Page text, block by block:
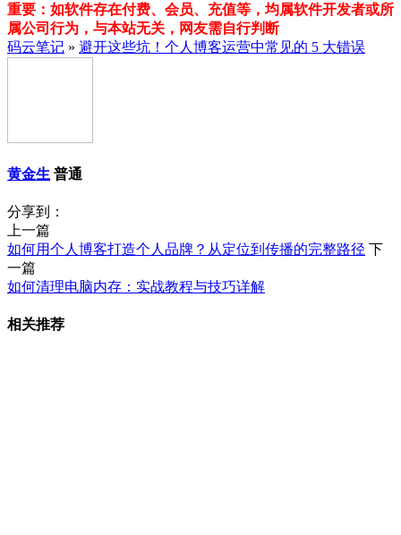
重要：如软件存在付费、会员、充值等，均属软件开发者或所
属公司行为，与本站无关，网友需自行判断
码云笔记 » 避开这些坑！个人博客运营中常见的 5 大错误
黄金生 普通
分享到：
上一篇
如何用个人博客打造个人品牌？从定位到传播的完整路径 下
一篇
如何清理电脑内存：实战教程与技巧详解
相关推荐